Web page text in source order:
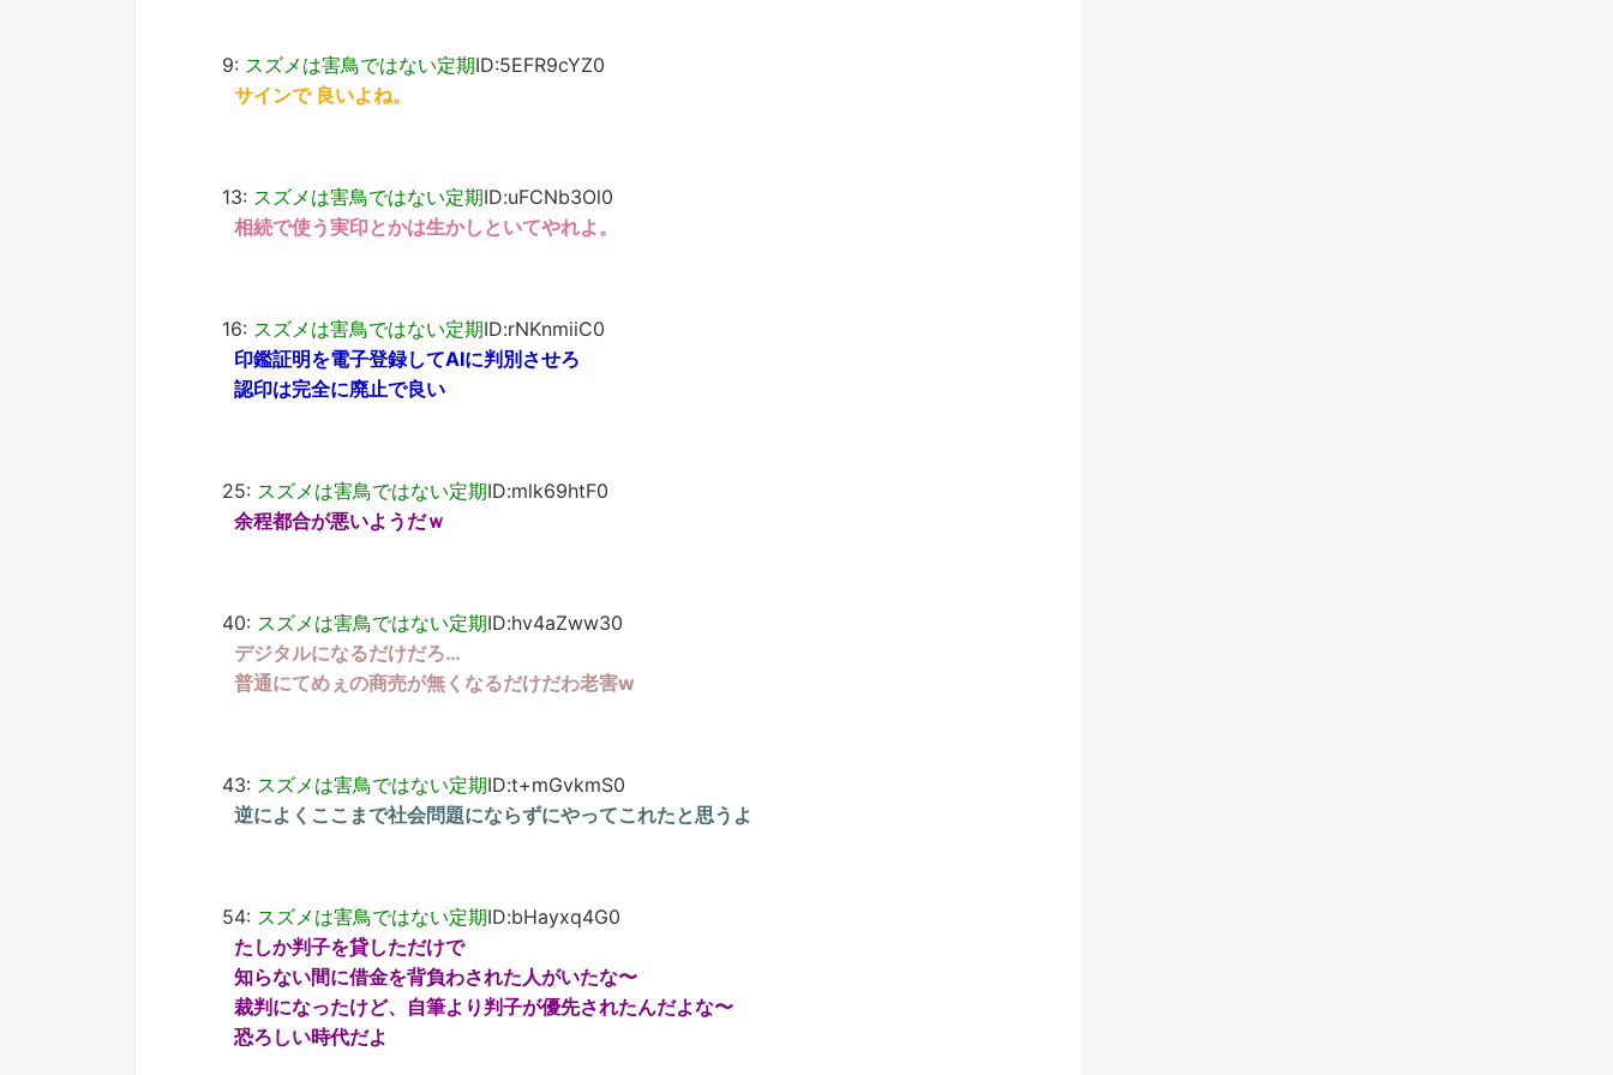
9: スズメは害鳥ではない定期ID:5EFR9cYZ0
サインで 良いよね。
13: スズメは害鳥ではない定期ID:uFCNb3Ol0
相続で使う実印とかは生かしといてやれよ。
16: スズメは害鳥ではない定期ID:rNKnmiiC0
印鑑証明を電子登録してAIに判別させろ
認印は完全に廃止で良い
25: スズメは害鳥ではない定期ID:mlk69htF0
余程都合が悪いようだｗ
40: スズメは害鳥ではない定期ID:hv4aZww30
デジタルになるだけだろ…
普通にてめぇの商売が無くなるだけだわ老害w
43: スズメは害鳥ではない定期ID:t+mGvkmS0
逆によくここまで社会問題にならずにやってこれたと思うよ
54: スズメは害鳥ではない定期ID:bHayxq4G0
たしか判子を貸しただけで
知らない間に借金を背負わされた人がいたな〜
裁判になったけど、自筆より判子が優先されたんだよな〜
恐ろしい時代だよ